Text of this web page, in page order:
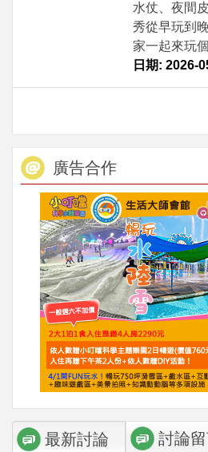
水仗、夜間
秀從早玩到
家一起來玩
日期: 2026-
廣告合作
最新討論 討論